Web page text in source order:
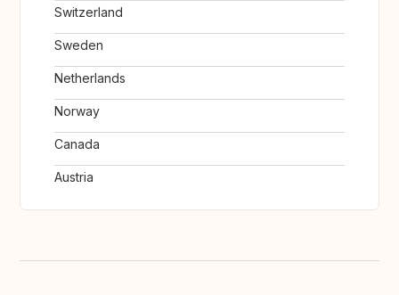
Switzerland
Sweden
Netherlands
Norway
Canada
Austria